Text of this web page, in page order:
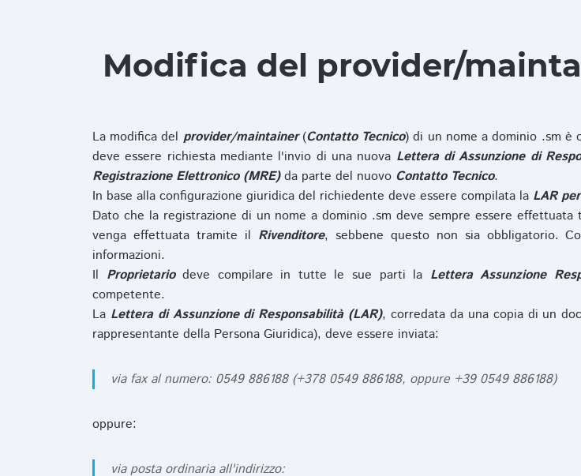
Modifica del provider/
La modifica del provider/maintainer(Contatto Tecnico) di un nome a dominio .sm è
deve essere richiesta mediante l'invio di una nuova Lettera di Assunzione di
Registrazione Elettronico (MRE)da parte del nuovo Contatto Tecnico.
In base alla configurazione giuridica del richiedente deve essere compilata la LAR
Dato che la registrazione di un nome a dominio .sm deve sempre essere effettuata
venga effettuata tramite il Rivenditore, sebbene questo non sia obbligatorio.
informazioni.
Il Proprietariodeve compilare in tutte le sue parti la Lettera Assunzione
competente.
La Lettera di Assunzione di Responsabilità (LAR), corredata da una copia di un
rappresentante della Persona Giuridica), deve essere inviata:
via fax al numero: 0549 886188 (+378 0549 886188, oppure +39 0549 886188)
oppure:
via posta ordinaria all'indirizzo: